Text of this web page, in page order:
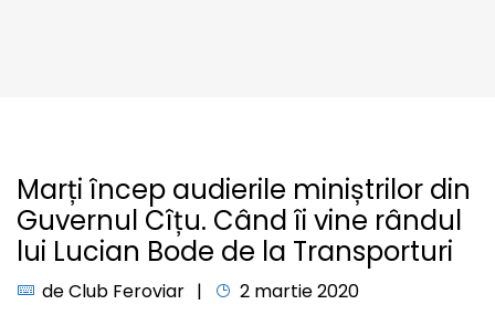
Marți încep audierile miniștrilor din
Guvernul Cîțu. Când îi vine rândul
lui Lucian Bode de la Transporturi
deClub Feroviar 2 martie 2020